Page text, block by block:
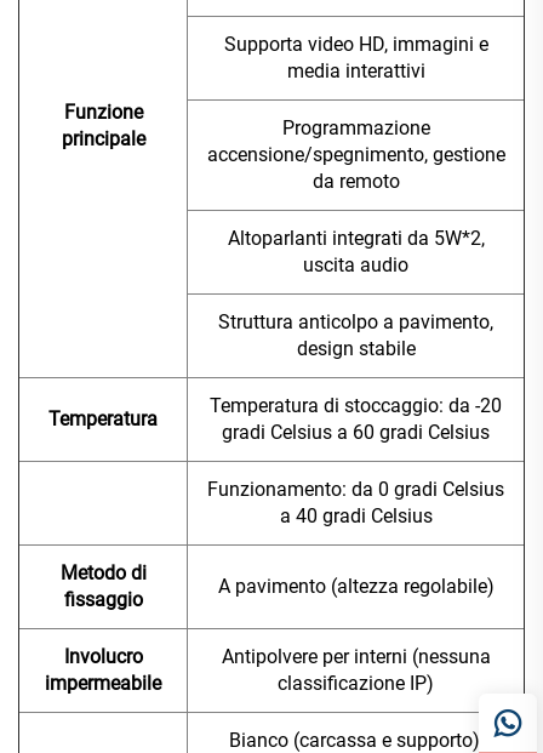
Funzione
principale
Supporta video HD, immagini e
media interattivi
Programmazione
accensione/spegnimento, gestione
da remoto
Altoparlanti integrati da 5W*2,
uscita audio
Struttura anticolpo a pavimento,
design stabile
Temperatura
Temperatura di stoccaggio: da -20
gradi Celsius a 60 gradi Celsius
Funzionamento: da 0 gradi Celsius
a 40 gradi Celsius
Metodo di
fissaggio
A pavimento (altezza regolabile)
Involucro
impermeabile
Antipolvere per interni (nessuna
classificazione IP)
Bianco (carcassa e supporto),